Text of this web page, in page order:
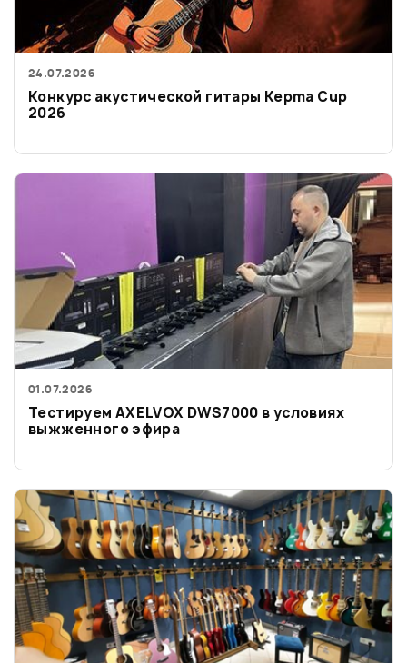
24.07.2026
Конкурс акустической гитары Kepma Cup
2026
01.07.2026
Тестируем AXELVOX DWS7000 в условиях
выжженного эфира